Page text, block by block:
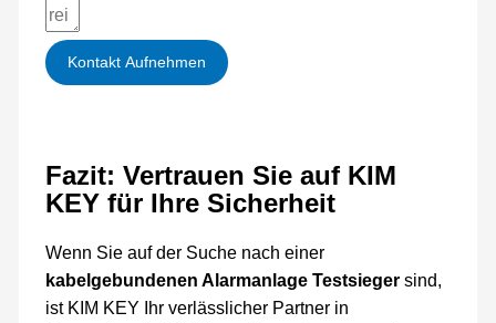
Kontakt Aufnehmen
Fazit: Vertrauen Sie auf KIM
KEY für Ihre Sicherheit
Wenn Sie auf der Suche nach einer
kabelgebundenen Alarmanlage Testsiegersind,
ist KIM KEY Ihr verlässlicher Partner in